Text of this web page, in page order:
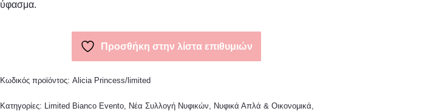
ύφασμα.
Προσθήκη στην λίστα επιθυμιών
Κωδικός προϊόντος:Alicia Princess/limited
Κατηγορίες: Limited Bianco Evento Νέα Συλλογή Νυφικών Νυφικά Απλά & Οικονομικά